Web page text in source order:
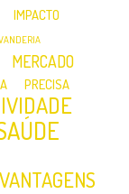
IMPACTO
MERCADO
PRECISA
VANTAGENS